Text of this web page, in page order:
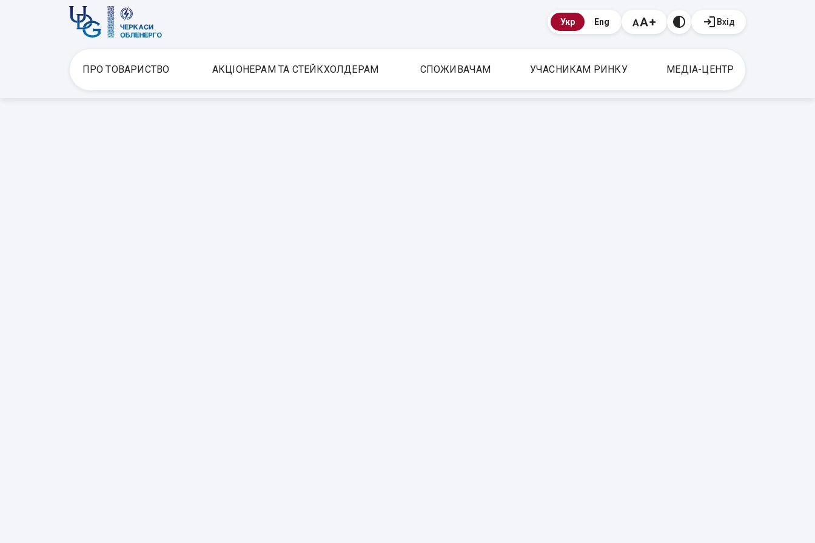
Укр Eng Вхід
ПРО ТОВАРИСТВО АКЦІОНЕРАМ ТА СТЕЙКХОЛДЕРАМ СПОЖИВАЧАМ УЧАСНИКАМ РИНКУ МЕДІА-ЦЕНТР